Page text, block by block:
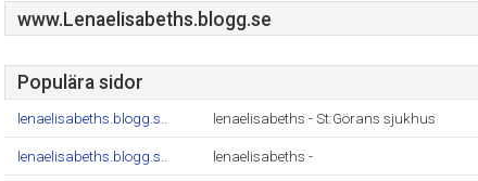
www.Lenaelisabeths.blogg.se
Populära sidor
lenaelisabeths.blogg.s.. lenaelisabeths - St:Görans sjukhus
lenaelisabeths.blogg.s.. lenaelisabeths -